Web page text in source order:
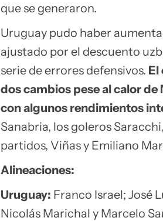
que se generaron.
Uruguay pudo haber
ajustado por el descuento
serie de errores defensivos. El
dos cambios pese al calor
con algunos rendimientos
Sanabria, los goleros
partidos, Viñas y Emiliano
Alineaciones:
Uruguay: Franco Israel; José
Nicolás Marichal y Marcelo